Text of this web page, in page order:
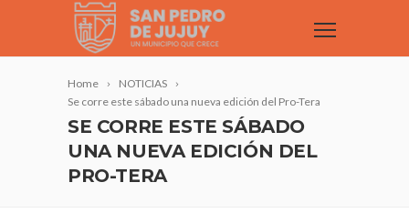
Home
NOTICIAS
Se corre este sábado una nueva edición del Pro-Tera
SE CORRE ESTE SÁBADO
UNA NUEVA EDICIÓN DEL
PRO-TERA